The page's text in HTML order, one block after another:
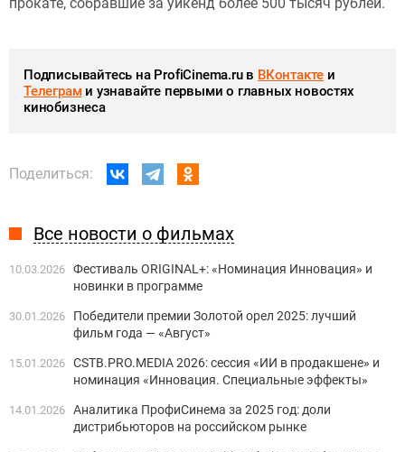
Подписывайтесь на ProfiCinema.ru в ВКонтакте и
Телеграми узнавайте первыми о главных новостях
кинобизнеса
Поделиться:
Все новости о фильмах
10.03.2026 Фестиваль ORIGINAL+: «Номинация Инновация» и
новинки в программе
30.01.2026
Победители премии Золотой орел 2025: лучший
фильм года — «Август»
15.01.2026 CSTB.PRO.MEDIA 2026: сессия «ИИ в продакшене» и
номинация «Инновация. Специальные эффекты»
14.01.2026 Аналитика ПрофиСинема за 2025 год: доли
дистрибьюторов на российском рынке